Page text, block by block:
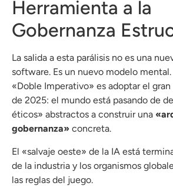
Herramienta a la
Gobernanza
La salida a esta parálisis no es una
software. Es un nuevo modelo
«Doble Imperativo» es adoptar el
de 2025: el mundo está pasando de
éticos» abstractos a construir una
gobernanza» concreta.
El «salvaje oeste» de la IA está
de la industria y los organismos
las reglas del juego.